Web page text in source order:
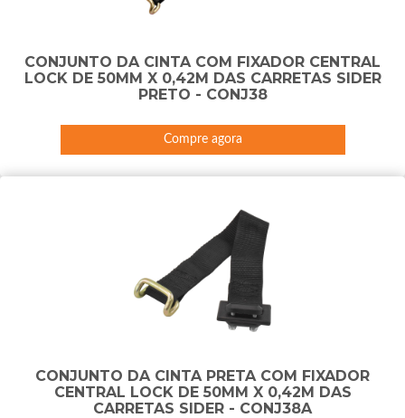
CONJUNTO DA CINTA COM FIXADOR CENTRAL
LOCK DE 50MM X 0,42M DAS CARRETAS SIDER
PRETO - CONJ38
Compre agora
CONJUNTO DA CINTA PRETA COM FIXADOR
CENTRAL LOCK DE 50MM X 0,42M DAS
CARRETAS SIDER - CONJ38A